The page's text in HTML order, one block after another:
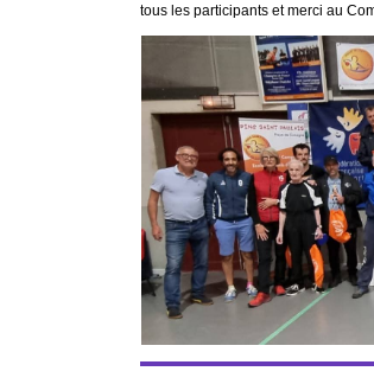
tous les participants et merci au